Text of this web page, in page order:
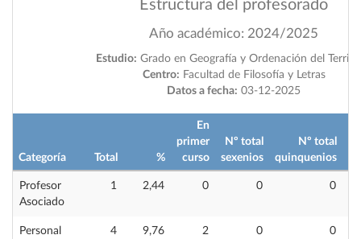
Estructura del profesorado
Año académico: 2024/2025
Estudio: Grado en Geografía y Ordenación del
Centro: Facultad de Filosofía y Letras
Datos a fecha: 03-12-2025
Categoría Total %
En
primer
curso
Nº total
sexenios
Nº total
quinquenios
Profesor
Asociado
1 2,44 0 0 0
Personal
4 9,76 2 0 0